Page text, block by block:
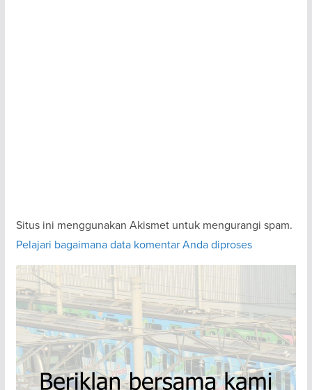
Situs ini menggunakan Akismet untuk mengurangi spam.
Pelajari bagaimana data komentar Anda diproses